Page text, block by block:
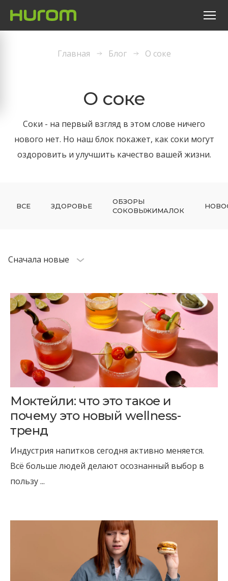
Главная Блог О соке
О соке
Соки - на первый взгляд в этом слове ничего
нового нет. Но наш блок покажет, как соки могут
оздоровить и улучшить качество вашей жизни.
ВСЕ ЗДОРОВЬЕ
ОБЗОРЫ
СОКОВЫЖИМАЛОК
Cначала новые
Моктейли: что это такое и
почему это новый wellness-
тренд
Индустрия напитков сегодня активно меняется.
Всё больше людей делают осознанный выбор в
пользу ...